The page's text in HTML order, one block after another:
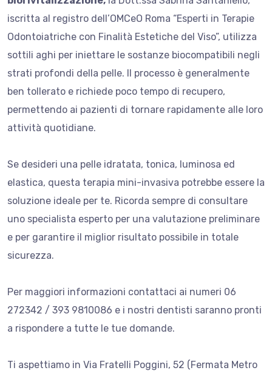
iscritta al registro dell’OMCeO Roma “Esperti in Terapie
Odontoiatriche con Finalità Estetiche del Viso”, utilizza
sottili aghi per iniettare le sostanze biocompatibili negli
strati profondi della pelle. Il processo è generalmente
ben tollerato e richiede poco tempo di recupero,
permettendo ai pazienti di tornare rapidamente alle loro
attività quotidiane.
Se desideri una pelle idratata, tonica, luminosa ed
elastica, questa terapia mini-invasiva potrebbe essere la
soluzione ideale per te. Ricorda sempre di consultare
uno specialista esperto per una valutazione preliminare
e per garantire il miglior risultato possibile in totale
sicurezza.
Per maggiori informazioni contattaci ai numeri 06
272342 / 393 9810086 e i nostri dentisti saranno pronti
a rispondere a tutte le tue domande.
Ti aspettiamo in Via Fratelli Poggini, 52 (Fermata Metro